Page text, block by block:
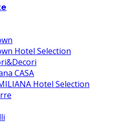
Hotel Selection
CASA
Hotel Selection